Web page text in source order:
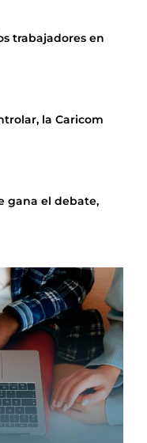
trabajadores en
la Caricom
gana el debate,